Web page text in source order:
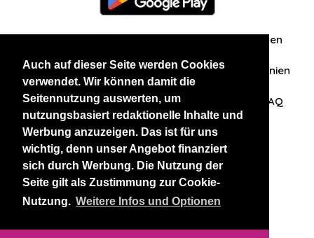
Auch auf dieser Seite werden Cookies
verwendet. Wir können damit die
Seitennutzung auswerten, um
nutzungsbasiert redaktionelle Inhalte und
Werbung anzuzeigen. Das ist für uns
wichtig, denn unser Angebot finanziert
sich durch Werbung. Die Nutzung der
Seite gilt als Zustimmung zur Cookie-
Nutzung. Weitere Infos und Optionen
Zuschriften/Erfahrungen
Datenschutzerklärung AGB Datenschutzrichtlinien
Nehmen Sie Kontakt mit uns auf FAQ
Unsere anderen Websites
BlackAndBeauties RussianKisses